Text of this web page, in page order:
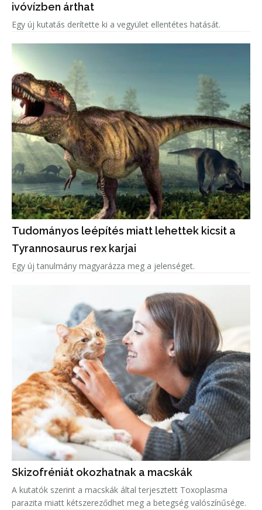
ivóvízben árthat
Egy új kutatás derítette ki a vegyület ellentétes hatását.
Tudományos leépítés miatt lehettek kicsit a
Tyrannosaurus rex karjai
Egy új tanulmány magyarázza meg a jelenséget.
Skizofréniát okozhatnak a macskák
A kutatók szerint a macskák által terjesztett Toxoplasma
parazita miatt kétszereződhet meg a betegség valószínűsége.